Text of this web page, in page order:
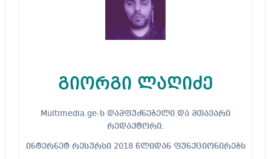
გიორგი ლაღიძე
Multimedia.ge-ს დამფუძნებელი და მთავარი
რედაქტორი.
ინტერნეტ რესურსი 2018 წლიდან ფუნქციონირებს